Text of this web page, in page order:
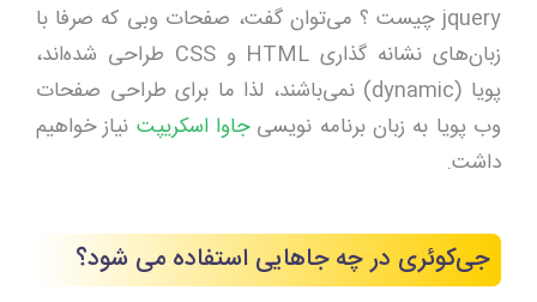
jquery چیست ؟ می‌توان گفت، صفحات وبی که صرفا با
زبان‌های نشانه گذاری HTML و CSS طراحی شده‌اند،
پویا (dynamic) نمی‌باشند، لذا ما برای طراحی صفحات
وب پویا به زبان برنامه نویسیجاوا اسکریپت نیاز خواهیم
داشت.
جی‌کوئری در چه جاهایی استفاده می شود؟